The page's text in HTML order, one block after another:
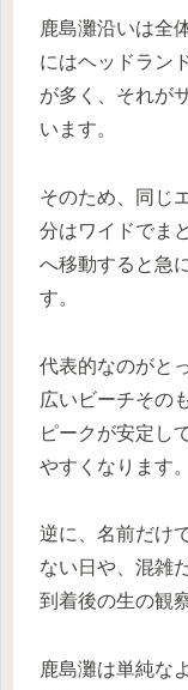
鹿島灘沿いは全
にはヘッドラン
が多く、それが
います。
そのため、同じ
分はワイドでま
へ移動すると急
す。
代表的なのがと
広いビーチその
ピークが安定し
やすくなります。
逆に、名前だけ
ない日や、混雑
到着後の生の観
鹿島灘は単純な